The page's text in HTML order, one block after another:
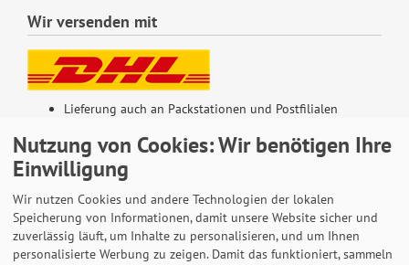
Wir versenden mit
Lieferung auch an Packstationen und Postfilialen
Bequeme Zahlung über Paypal
14 Tage Widerrufsrecht
Nutzung von Cookies: Wir benötigen Ihre
Einwilligung
Wir nutzen Cookies und andere Technologien der lokalen
Speicherung von Informationen, damit unsere Website sicher und
zuverlässig läuft, um Inhalte zu personalisieren, und um Ihnen
personalisierte Werbung zu zeigen. Damit das funktioniert, sammeln